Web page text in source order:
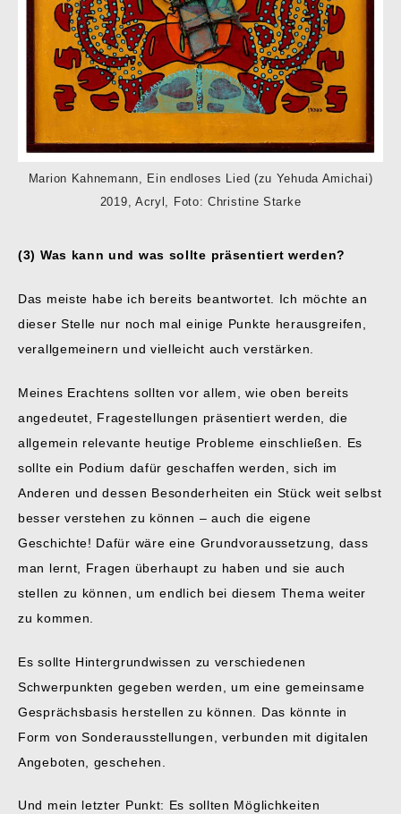
Marion Kahnemann, Ein endloses Lied (zu Yehuda Amichai)
2019, Acryl, Foto: Christine Starke
(3) Was kann und was sollte präsentiert werden?
Das meiste habe ich bereits beantwortet. Ich möchte an
dieser Stelle nur noch mal einige Punkte herausgreifen,
verallgemeinern und vielleicht auch verstärken.
Meines Erachtens sollten vor allem, wie oben bereits
angedeutet, Fragestellungen präsentiert werden, die
allgemein relevante heutige Probleme einschließen. Es
sollte ein Podium dafür geschaffen werden, sich im
Anderen und dessen Besonderheiten ein Stück weit selbst
besser verstehen zu können – auch die eigene
Geschichte! Dafür wäre eine Grundvoraussetzung, dass
man lernt, Fragen überhaupt zu haben und sie auch
stellen zu können, um endlich bei diesem Thema weiter
zu kommen.
Es sollte Hintergrundwissen zu verschiedenen
Schwerpunkten gegeben werden, um eine gemeinsame
Gesprächsbasis herstellen zu können. Das könnte in
Form von Sonderausstellungen, verbunden mit digitalen
Angeboten, geschehen.
Und mein letzter Punkt: Es sollten Möglichkeiten